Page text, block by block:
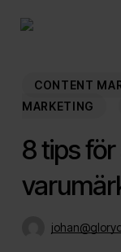
CONTENT
MARKETING
8 tips